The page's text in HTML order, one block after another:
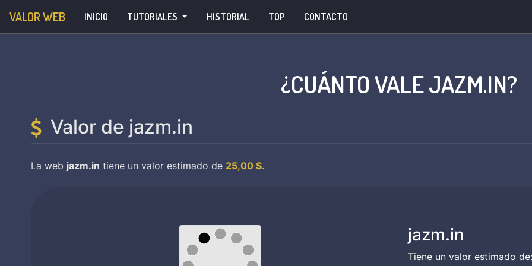
VALOR WEB INICIO TUTORIALES HISTORIAL TOP CONTACTO
¿CUÁNTO VALE JAZM.IN?
Valor de jazm.in
La web jazm.in tiene un valor estimado de 25,00 $.
jazm.in
Tiene un valor estimado de: